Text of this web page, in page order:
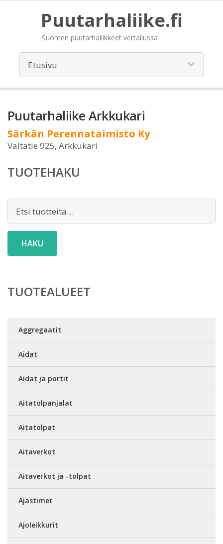
Puutarhaliike.fi
Suomen puutarhaliikkeet vertailussa
Puutarhaliike Arkkukari
Särkän Perennataimisto Ky
Valtatie 925, Arkkukari
TUOTEHAKU
HAKU
TUOTEALUEET
Aggregaatit
Aidat
Aidat ja portit
Aitatolpanjalat
Aitatolpat
Aitaverkot
Aitaverkot ja -tolpat
Ajastimet
Ajoleikkurit